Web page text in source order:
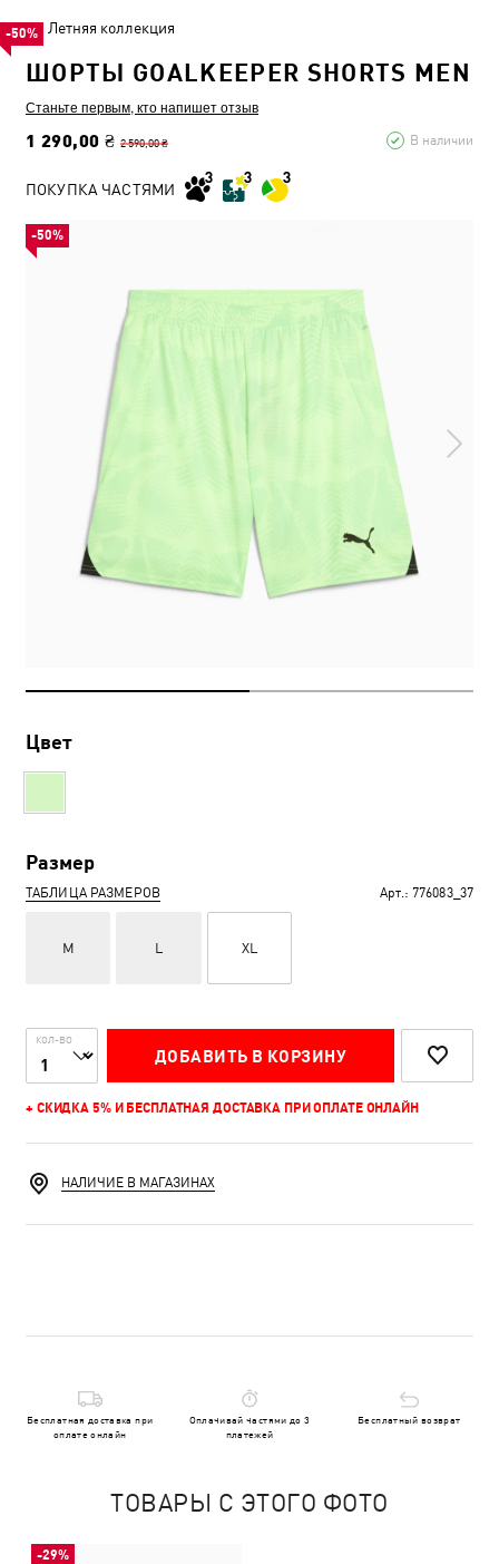
Летняя коллекция
ШОРТЫ GOALKEEPER SHORTS MEN
Станьте первым, кто напишет отзыв
1 290,00 ₴ 2 590,00 ₴ В наличии
-50%
ПОКУПКА ЧАСТЯМИ
Цвет
Размер
ТАБЛИЦА РАЗМЕРОВ Арт.: 776083_37
M L XL
КОЛ-ВО
ДОБАВИТЬ В КОРЗИНУ
+ СКИДКА 5% И БЕСПЛАТНАЯ ДОСТАВКА ПРИ ОПЛАТЕ ОНЛАЙН
-50%
НАЛИЧИЕ В МАГАЗИНАХ
Бесплатная доставка при
оплате онлайн
Оплачивай частями до 3
платежей
Бесплатный возврат
ТОВАРЫ С ЭТОГО ФОТО
-29%